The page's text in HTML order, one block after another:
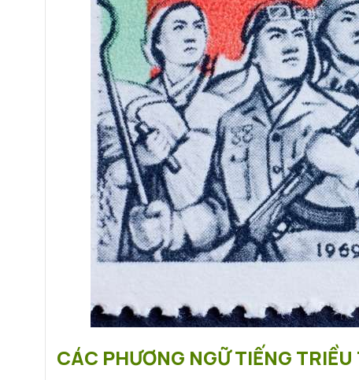
CÁC PHƯƠNG NGỮ TIẾNG